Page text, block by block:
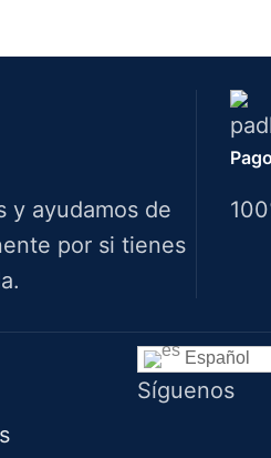
y ayudamos de
por si tienes
Idiomas
Español
Síguenos